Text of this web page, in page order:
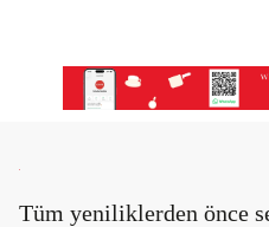
Tüm yeniliklerden önce